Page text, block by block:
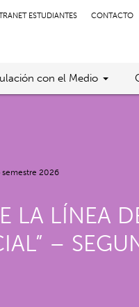
ESTUDIANTES CONTACTO
con el Medio
semestre 2026
LA LÍNEA
–